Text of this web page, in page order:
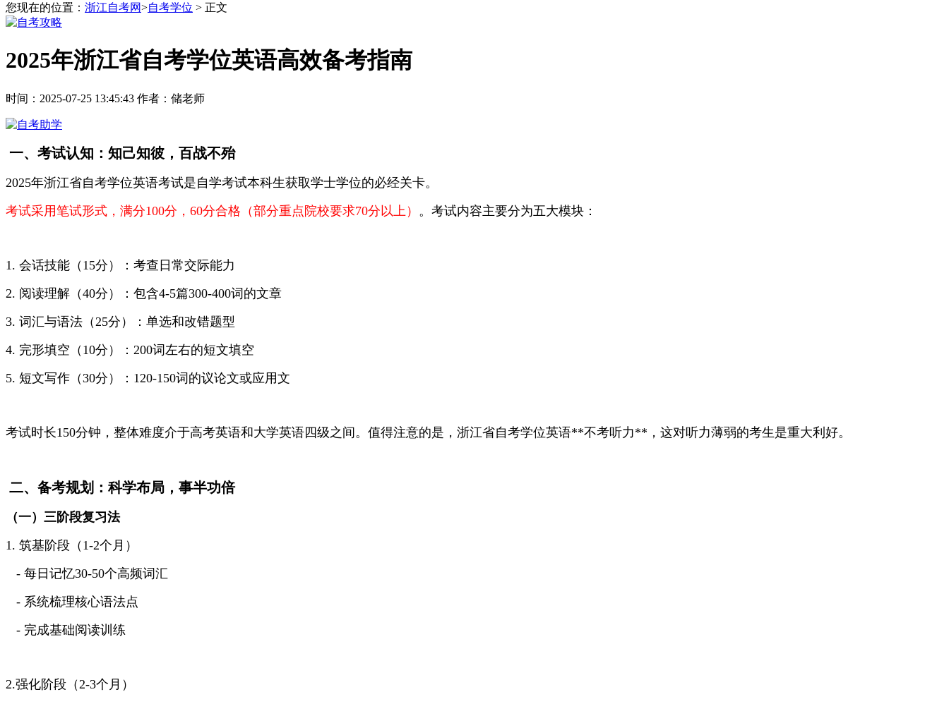
您现在的位置： 浙江自考网>自考学位 > 正文
2025年浙江省自考学位英语高效备考指南
时间：2025-07-25 13:45:43 作者：储老师
一、考试认知：知己知彼，百战不殆
2025年浙江省自考学位英语考试是自学考试本科生获取学士学位的必经关卡。
考试采用笔试形式，满分100分，60分合格（部分重点院校要求70分以上） 。考试内容主要分为五大模块：
1. 会话技能（15分）：考查日常交际能力
2. 阅读理解（40分）：包含4-5篇300-400词的文章
3. 词汇与语法（25分）：单选和改错题型
4. 完形填空（10分）：200词左右的短文填空
5. 短文写作（30分）：120-150词的议论文或应用文
考试时长150分钟，整体难度介于高考英语和大学英语四级之间。值得注意的是，浙江省自考学位英语**不考听力**，这对听力薄弱的考生是重大利好。
二、备考规划：科学布局，事半功倍
（一）三阶段复习法
1. 筑基阶段（1-2个月）
- 每日记忆30-50个高频词汇
- 系统梳理核心语法点
- 完成基础阅读训练
2.强化阶段（2-3个月）